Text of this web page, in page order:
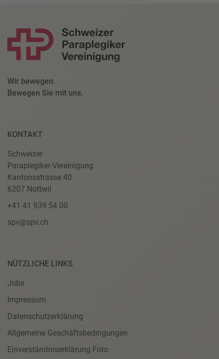
Wir bewegen.
Bewegen Sie mit uns.
KONTAKT
Schweizer
Paraplegiker-Vereinigung
Kantonsstrasse 40
6207 Nottwil
+41 41 939 54 00
spv@spv.ch
NÜTZLICHE LINKS
Jobs
Impressum
Datenschutzerklärung
Allgemeine Geschäftsbedingungen
Einverständniserklärung Foto